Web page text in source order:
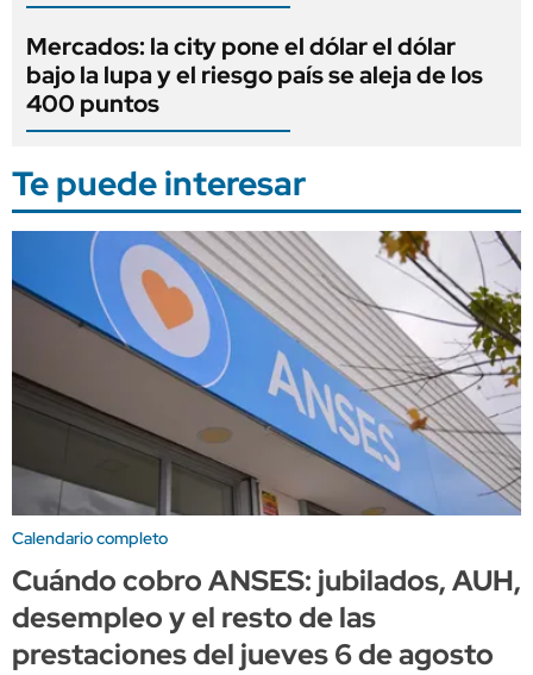
Mercados: la city pone el dólar el dólar
bajo la lupa y el riesgo país se aleja de los
400 puntos
Te puede interesar
Calendario completo
Cuándo cobro ANSES: jubilados, AUH,
desempleo y el resto de las
prestaciones del jueves 6 de agosto